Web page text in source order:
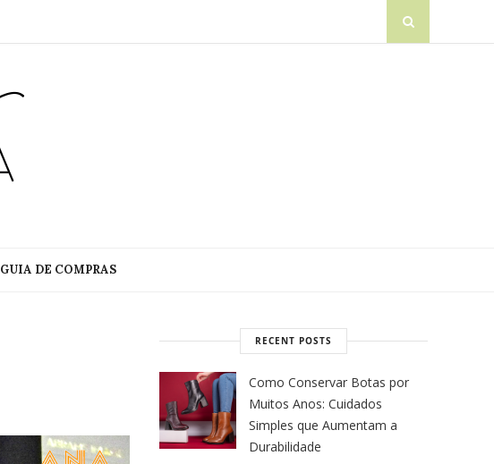
GUIA DE COMPRAS
RECENT POSTS
Como Conservar Botas por
Muitos Anos: Cuidados
Simples que Aumentam a
Durabilidade